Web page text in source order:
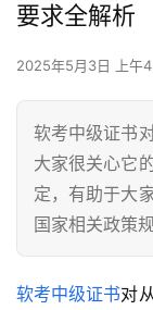
要求全解析
2025年5月3日 上午
软考中级证书
大家很关心它
定，有助于大
国家相关政策
软考中级证书对